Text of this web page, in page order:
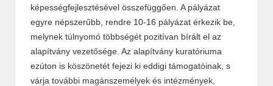
képességfejlesztésével összefüggően. A pályázat
egyre népszerűbb, rendre 10-16 pályázat érkezik be,
melynek túlnyomó többségét pozitívan bírált el az
alapítvány vezetősége. Az alapítvány kuratóriuma
ezúton is köszönetét fejezi ki eddigi támogatóinak, s
várja további magánszemélyek és intézmények,